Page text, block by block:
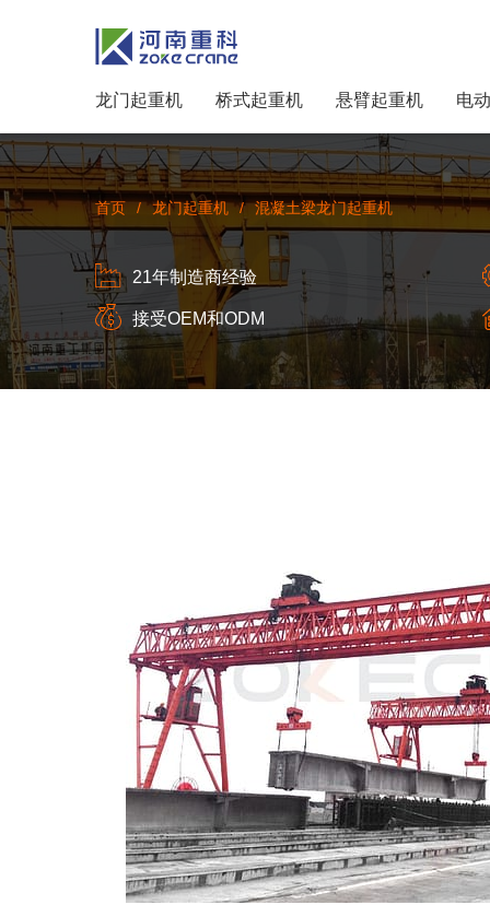
龙门起重机 桥式起重机 悬臂起重机 电
首页 / 龙门起重机 / 混凝土梁龙门起重机
21年制造商经验
接受OEM和ODM